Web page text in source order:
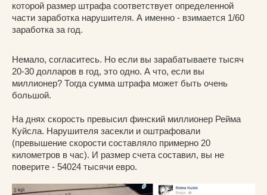
которой размер штрафа соответствует определенной
части заработка нарушителя. А именно - взимается 1/60
заработка за год.
Немало, согласитесь. Но если вы зарабатываете тысяч
20-30 долларов в год, это одно. А что, если вы
миллионер? Тогда сумма штрафа может быть очень
большой.
На днях скорость превысил финский миллионер Рейма
Куйсла. Нарушителя засекли и оштрафовали
(превышение скорости составляло примерно 20
километров в час). И размер счета составил, вы не
поверите - 54024 тысячи евро.